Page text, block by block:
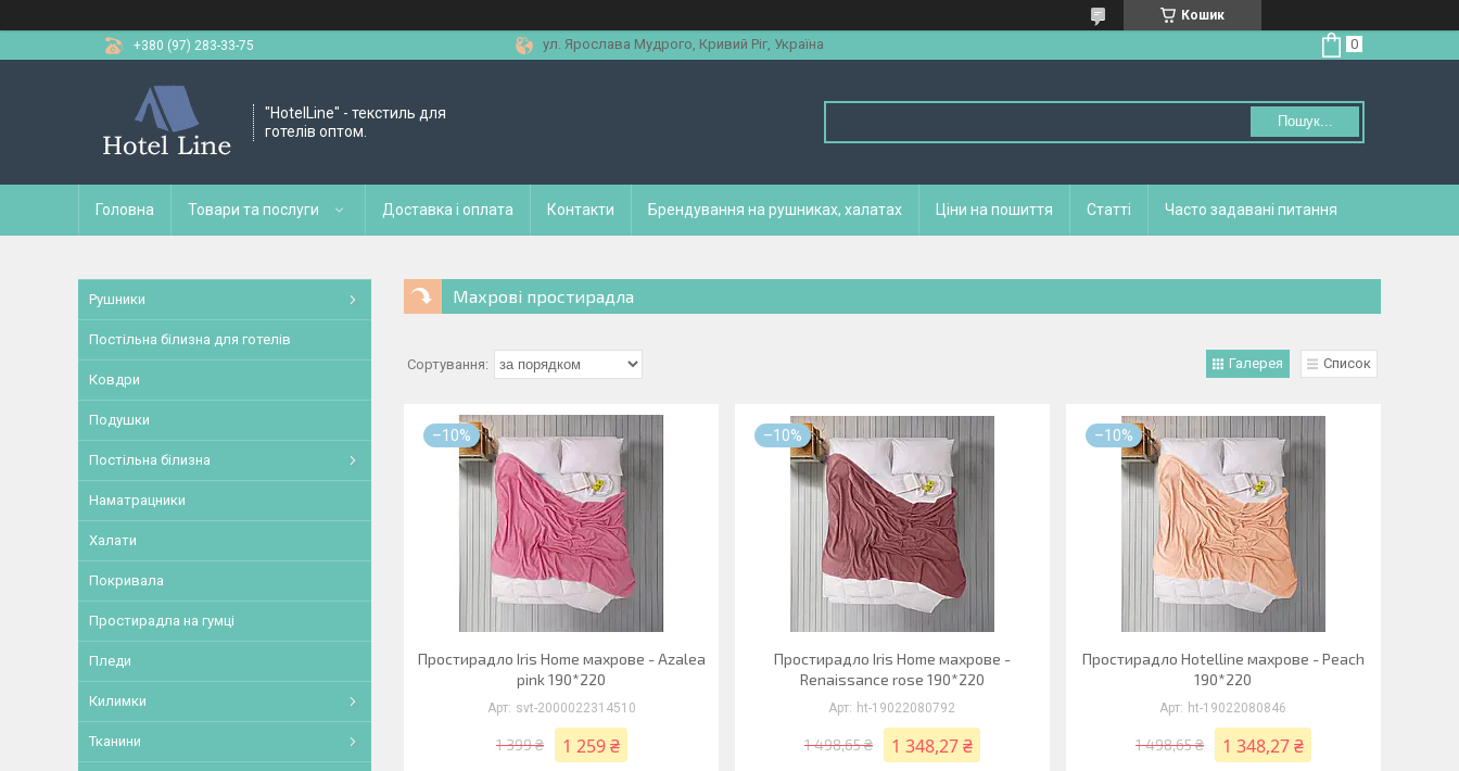
Кошик
+380 (97) 283-33-75
ул. Ярослава Мудрого, Кривий Ріг, Україна
"HotelLine" - текстиль для
готелів оптом.
Пошук...
Головна Товари та послуги Доставка і оплата Контакти Брендування на рушниках, халатах Ціни на пошиття Статті Часто задавані питання
Махрові простирадла
Галерея Список
–10%
Простирадло Iris Home махрове - Azalea
pink 190*220
svt-2000022314510
1 399 ₴ 1 259 ₴
–10%
Простирадло Iris Home махрове -
Renaissance rose 190*220
ht-19022080792
1 498,65 ₴ 1 348,27 ₴
–10%
Простирадло Hotelline махрове - Peach
190*220
ht-19022080846
1 498,65 ₴ 1 348,27 ₴
Рушники
Постільна білизна для готелів
Ковдри
Подушки
Постільна білизна
Наматрацники
Халати
Покривала
Простирадла на гумці
Пледи
Килимки
Тканини